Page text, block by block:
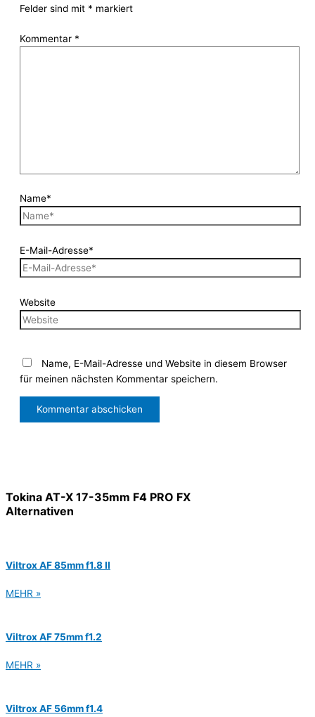
Felder sind mit * markiert
Kommentar *
Name*
E-Mail-Adresse*
Website
Name, E-Mail-Adresse und Website in diesem Browser
für meinen nächsten Kommentar speichern.
Tokina AT-X 17-35mm F4 PRO FX
Alternativen
Viltrox AF 85mm f1.8 II
MEHR »
Viltrox AF 75mm f1.2
MEHR »
Viltrox AF 56mm f1.4